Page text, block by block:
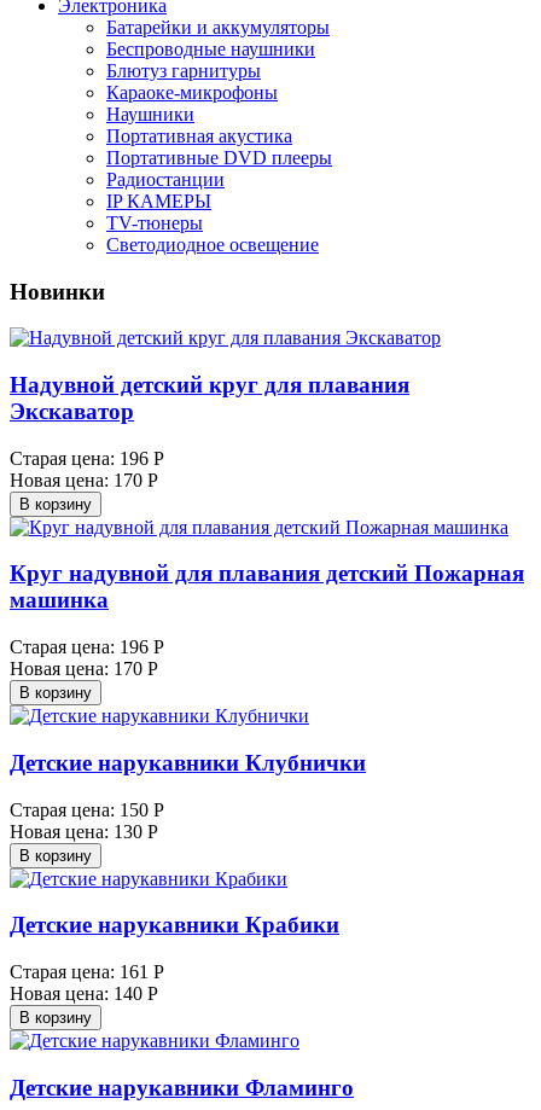
Электроника
Батарейки и аккумуляторы
Беспроводные наушники
Блютуз гарнитуры
Караоке-микрофоны
Наушники
Портативная акустика
Портативные DVD плееры
Радиостанции
IP КАМЕРЫ
TV-тюнеры
Светодиодное освещение
Новинки
Надувной детский круг для плавания
Экскаватор
Старая цена: 196 Р
Новая цена: 170 Р
В корзину
Круг надувной для плавания детский Пожарная
машинка
Старая цена: 196 Р
Новая цена: 170 Р
В корзину
Детские нарукавники Клубнички
Старая цена: 150 Р
Новая цена: 130 Р
В корзину
Детские нарукавники Крабики
Старая цена: 161 Р
Новая цена: 140 Р
В корзину
Детские нарукавники Фламинго